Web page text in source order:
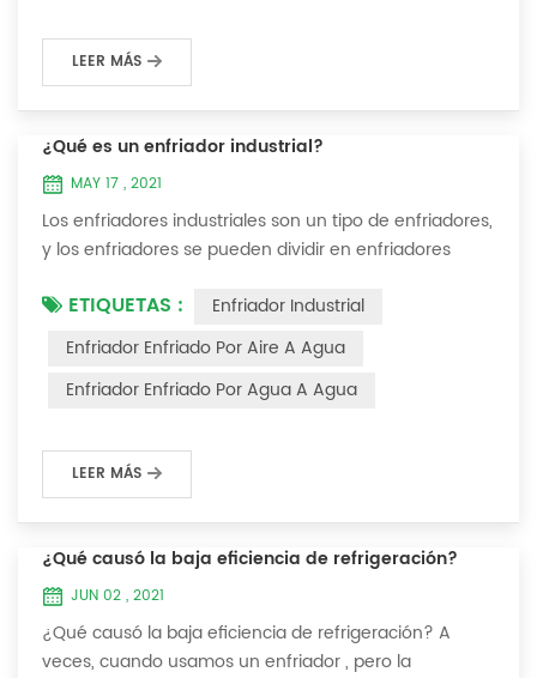
LEER MÁS
¿Qué es un enfriador industrial?
MAY 17 , 2021
Los enfriadores industriales son un tipo de enfriadores,
y los enfriadores se pueden dividir en enfriadores
enfriador de agua es un tipo de equipo de
enfriamiento de agua, que puede proporcionar un
equipo de enfriamiento de temperatura constante,
corriente constante y presión constante. El principio
ETIQUETAS :
Enfriador Industrial
Enfriador Enfriado Por Aire A Agua
Enfriador Enfriado Por Agua A Agua
LEER MÁS
¿Qué causó la baja eficiencia de refrigeración?
JUN 02 , 2021
¿Qué causó la baja eficiencia de refrigeración? A
veces, cuando usamos un enfriador , pero la